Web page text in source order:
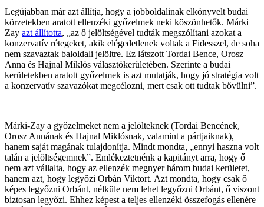
Legújabban már azt állítja, hogy a jobboldalinak elkönyvelt budai
körzetekben aratott ellenzéki győzelmek neki köszönhetők. Márki
Zay azt állította, „az ő jelöltségével tudták megszólítani azokat a
konzervatív rétegeket, akik elégedetlenek voltak a Fidesszel, de soha
nem szavaztak baloldali jelöltre. Ez látszott Tordai Bence, Orosz
Anna és Hajnal Miklós választókerületében. Szerinte a budai
kerületekben aratott győzelmek is azt mutatják, hogy jó stratégia volt
a konzervatív szavazókat megcélozni, mert csak ott tudtak bővülni”.
Márki-Zay a győzelmeket nem a jelölteknek (Tordai Bencének,
Orosz Annának és Hajnal Miklósnak, valamint a pártjaiknak),
hanem saját magának tulajdonítja. Mindt mondta, „ennyi haszna volt
talán a jelöltségemnek”. Emlékeztetnénk a kapitányt arra, hogy ő
nem azt vállalta, hogy az ellenzék megnyer három budai kerületet,
hanem azt, hogy legyőzi Orbán Viktort. Azt mondta, hogy csak ő
képes legyőzni Orbánt, nélküle nem lehet legyőzni Orbánt, ő viszont
biztosan legyőzi. Ehhez képest a teljes ellenzéki összefogás ellenére